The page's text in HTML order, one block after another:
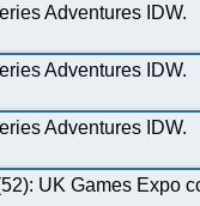
Adventures IDW.
Adventures IDW.
Adventures IDW.
UK Games Expo